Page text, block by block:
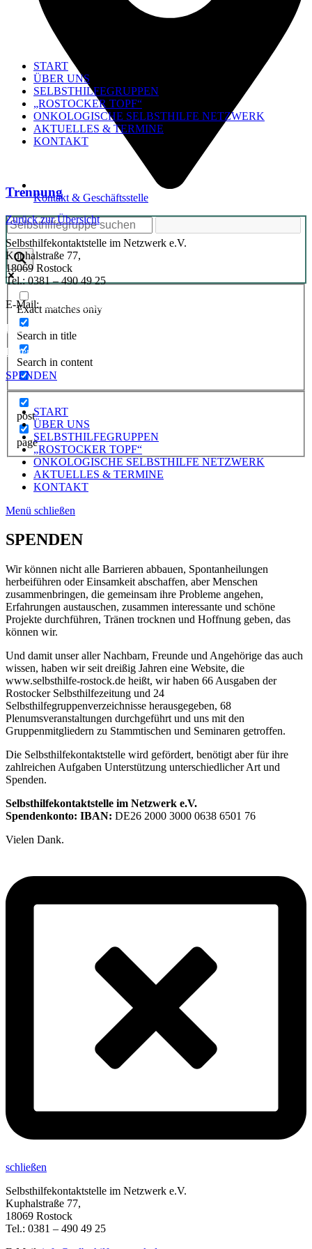
Kontakt & Geschäftsstelle
Exact matches only
Search in title
Search in content
post
page
START
ÜBER UNS
SELBSTHILFEGRUPPEN
„ROSTOCKER TOPF“
ONKOLOGISCHE SELBSTHILFE NETZWERK
AKTUELLES & TERMINE
KONTAKT
Trennung
Zurück zur Übersicht
Selbsthilfekontaktstelle im Netzwerk e.V.
Kuphalstraße 77,
18069 Rostock
Tel.: 0381 – 490 49 25
E-Mail:
info@selbsthilfe-rostock.de
Impressum
Datenschutzerklärung
SPENDEN
START
ÜBER UNS
SELBSTHILFEGRUPPEN
„ROSTOCKER TOPF“
ONKOLOGISCHE SELBSTHILFE NETZWERK
AKTUELLES & TERMINE
KONTAKT
Menü schließen
SPENDEN
Wir können nicht alle Barrieren abbauen, Spontanheilungen
herbeiführen oder Einsamkeit abschaffen, aber Menschen
zusammenbringen, die gemeinsam ihre Probleme angehen,
Erfahrungen austauschen, zusammen interessante und schöne
Projekte durchführen, Tränen trocknen und Hoffnung geben, das
können wir.
Und damit unser aller Nachbarn, Freunde und Angehörige das auch
wissen, haben wir seit dreißig Jahren eine Website, die
www.selbsthilfe-rostock.de heißt, wir haben 66 Ausgaben der
Rostocker Selbsthilfezeitung und 24
Selbsthilfegruppenverzeichnisse herausgegeben, 68
Plenumsveranstaltungen durchgeführt und uns mit den
Gruppenmitgliedern zu Stammtischen und Seminaren getroffen.
Die Selbsthilfekontaktstelle wird gefördert, benötigt aber für ihre
zahlreichen Aufgaben Unterstützung unterschiedlicher Art und
Spenden.
Selbsthilfekontaktstelle im Netzwerk e.V.
Spendenkonto: IBAN: DE26 2000 3000 0638 6501 76
Vielen Dank.
schließen
Selbsthilfekontaktstelle im Netzwerk e.V.
Kuphalstraße 77,
18069 Rostock
Tel.: 0381 – 490 49 25